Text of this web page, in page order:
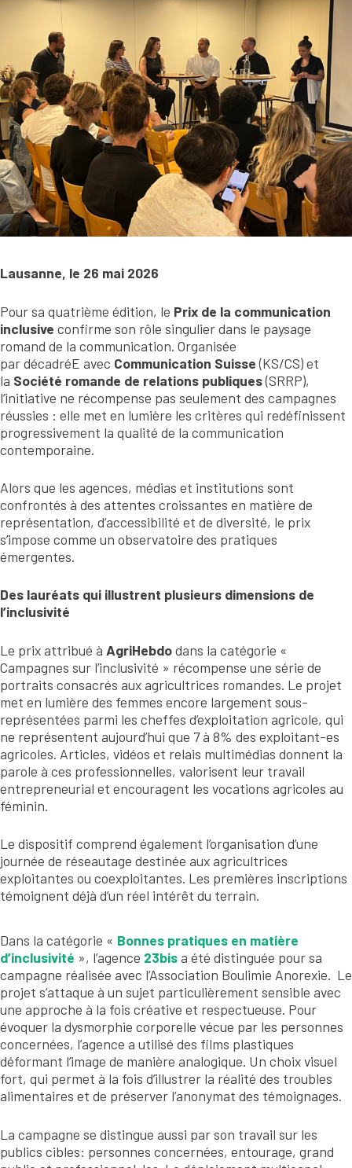
Lausanne, le 26 mai 2026
Pour sa quatrième édition, le Prix de la communication
inclusive confirme son rôle singulier dans le paysage
romand de la communication. Organisée
par décadréE avec Communication Suisse(KS/CS) et
la Société romande de relations publiques(SRRP),
l’initiative ne récompense pas seulement des campagnes
réussies : elle met en lumière les critères qui redéfinissent
progressivement la qualité de la communication
contemporaine.
Alors que les agences, médias et institutions sont
confrontés à des attentes croissantes en matière de
représentation, d’accessibilité et de diversité, le prix
s’impose comme un observatoire des pratiques
émergentes.
Des lauréats qui illustrent plusieurs dimensions de
l’inclusivité
Le prix attribué à AgriHebdodans la catégorie «
Campagnes sur l’inclusivité » récompense une série de
portraits consacrés aux agricultrices romandes. Le projet
met en lumière des femmes encore largement sous-
représentées parmi les cheffes d’exploitation agricole, qui
ne représentent aujourd’hui que 7 à 8% des exploitant-es
agricoles. Articles, vidéos et relais multimédias donnent la
parole à ces professionnelles, valorisent leur travail
entrepreneurial et encouragent les vocations agricoles au
féminin.
Le dispositif comprend également l’organisation d’une
journée de réseautage destinée aux agricultrices
exploitantes ou coexploitantes. Les premières inscriptions
témoignent déjà d’un réel intérêt du terrain.
Dans la catégorie « Bonnes pratiques en matière
d’inclusivité », l’agence 23bisa été distinguée pour sa
campagne réalisée avec l’Association Boulimie Anorexie. Le
projet s’attaque à un sujet particulièrement sensible avec
une approche à la fois créative et respectueuse. Pour
évoquer la dysmorphie corporelle vécue par les personnes
concernées, l’agence a utilisé des films plastiques
déformant l’image de manière analogique. Un choix visuel
fort, qui permet à la fois d’illustrer la réalité des troubles
alimentaires et de préserver l’anonymat des témoignages.
La campagne se distingue aussi par son travail sur les
publics cibles: personnes concernées, entourage, grand